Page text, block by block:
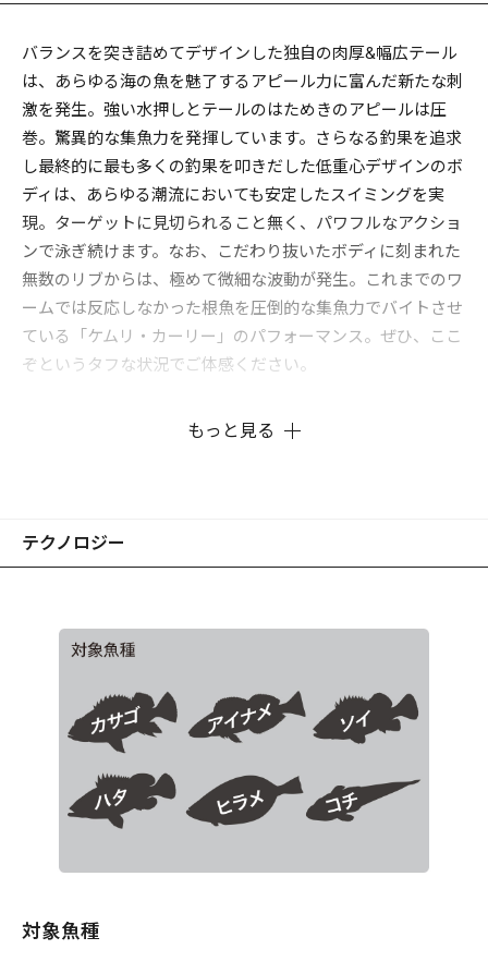
バランスを突き詰めてデザインした独自の肉厚&幅広テール
は、あらゆる海の魚を魅了するアピール力に富んだ新たな刺
激を発生。強い水押しとテールのはためきのアピールは圧
巻。驚異的な集魚力を発揮しています。さらなる釣果を追求
し最終的に最も多くの釣果を叩きだした低重心デザインのボ
ディは、あらゆる潮流においても安定したスイミングを実
現。ターゲットに見切られること無く、パワフルなアクショ
ンで泳ぎ続けます。なお、こだわり抜いたボディに刻まれた
無数のリブからは、極めて微細な波動が発生。これまでのワ
ームでは反応しなかった根魚を圧倒的な集魚力でバイトさせ
ている「ケムリ・カーリー」のパフォーマンス。ぜひ、ここ
ぞというタフな状況でご体感ください。
もっと見る
テクノロジー
対象魚種